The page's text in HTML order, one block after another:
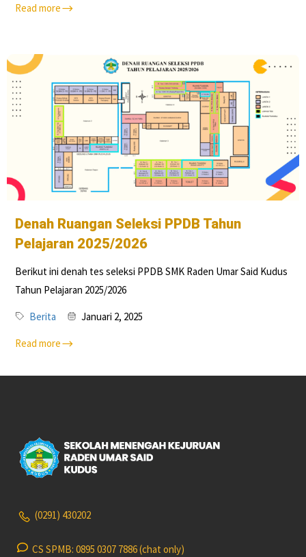
Read more
Denah Ruangan Seleksi PPDB Tahun
Pelajaran 2025/2026
Berikut ini denah tes seleksi PPDB SMK Raden Umar Said Kudus
Tahun Pelajaran 2025/2026
Berita Januari 2, 2025
Read more
(0291) 430202
CS SPMB: 0895 0307 7886 (chat only)